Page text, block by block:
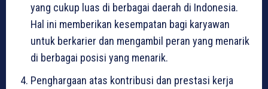
yang cukup luas di berbagai daerah di Indonesia.
Hal ini memberikan kesempatan bagi karyawan
untuk berkarier dan mengambil peran yang menarik
di berbagai posisi yang menarik.
Penghargaan atas kontribusi dan prestasi kerja